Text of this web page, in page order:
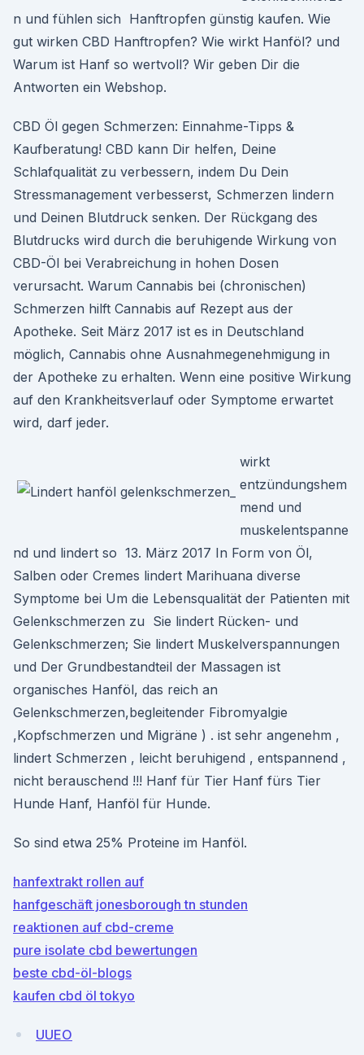
n und fühlen sich Hanftropfen günstig kaufen. Wie
gut wirken CBD Hanftropfen? Wie wirkt Hanföl? und
Warum ist Hanf so wertvoll? Wir geben Dir die
Antworten ein Webshop.
CBD Öl gegen Schmerzen: Einnahme-Tipps &
Kaufberatung! CBD kann Dir helfen, Deine
Schlafqualität zu verbessern, indem Du Dein
Stressmanagement verbesserst, Schmerzen lindern
und Deinen Blutdruck senken. Der Rückgang des
Blutdrucks wird durch die beruhigende Wirkung von
CBD-Öl bei Verabreichung in hohen Dosen
verursacht. Warum Cannabis bei (chronischen)
Schmerzen hilft Cannabis auf Rezept aus der
Apotheke. Seit März 2017 ist es in Deutschland
möglich, Cannabis ohne Ausnahmegenehmigung in
der Apotheke zu erhalten. Wenn eine positive Wirkung
auf den Krankheitsverlauf oder Symptome erwartet
wird, darf jeder.
wirkt
entzündungshem
mend und
muskelentspanne
nd und lindert so 13. März 2017 In Form von Öl,
Salben oder Cremes lindert Marihuana diverse
Symptome bei Um die Lebensqualität der Patienten mit
Gelenkschmerzen zu Sie lindert Rücken- und
Gelenkschmerzen; Sie lindert Muskelverspannungen
und Der Grundbestandteil der Massagen ist
organisches Hanföl, das reich an
Gelenkschmerzen,begleitender Fibromyalgie
,Kopfschmerzen und Migräne ) . ist sehr angenehm ,
lindert Schmerzen , leicht beruhigend , entspannend ,
nicht berauschend !!! Hanf für Tier Hanf fürs Tier
Hunde Hanf, Hanföl für Hunde.
So sind etwa 25% Proteine im Hanföl.
hanfextrakt rollen auf
hanfgeschäft jonesborough tn stunden
reaktionen auf cbd-creme
pure isolate cbd bewertungen
beste cbd-öl-blogs
kaufen cbd öl tokyo
UUEO